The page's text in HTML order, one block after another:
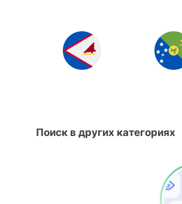
Поиск в других категориях